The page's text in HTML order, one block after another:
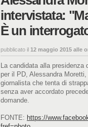
intervistata:
È un
pubblicato il 12 maggio 2015 alle
La candidata alla presidenza
per il PD, Alessandra
giornalista che tenta di
senza aver accordato
domande.
FONTE: https://